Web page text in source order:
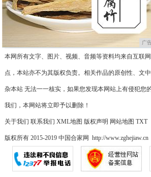
广
本网所有文字、图片、视频、音频等资料均来自互联
点，本站亦不为其版权负责。相关作品的原创性、文
杂本站 无法一一核实，如果您发现本网站上有侵犯您
我们，本网站将立即予以删除！
关于我们 联系我们 XML地图 版权声明 网站地图 TXT
版权所有 2015-2019 中国合家网 http://www.zghejiaw.cn